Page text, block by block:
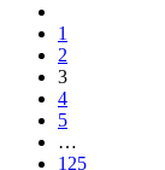
1
2
3
4
5
…
125